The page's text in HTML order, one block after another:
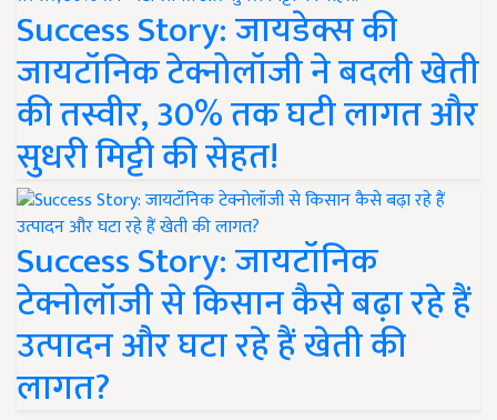
Success Story: जायडेक्स की
जायटॉनिक टेक्नोलॉजी ने बदली खेती
की तस्वीर, 30% तक घटी लागत और
सुधरी मिट्टी की सेहत!
Success Story: जायटॉनिक
टेक्नोलॉजी से किसान कैसे बढ़ा रहे हैं
उत्पादन और घटा रहे हैं खेती की
लागत?